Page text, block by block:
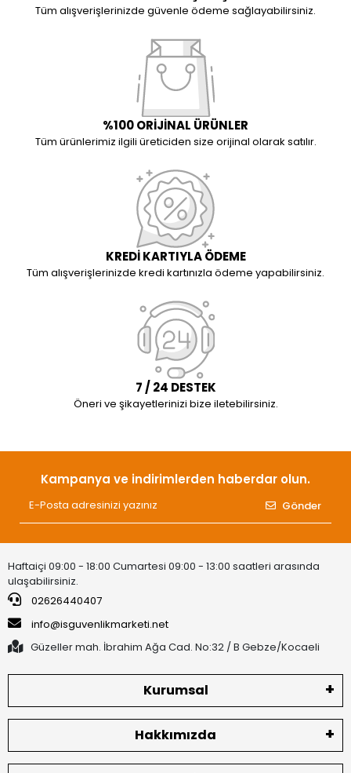
Tüm alışverişlerinizde güvenle ödeme sağlayabilirsiniz.
%100 ORİJİNAL ÜRÜNLER
Tüm ürünlerimiz ilgili üreticiden size orijinal olarak satılır.
KREDİ KARTIYLA ÖDEME
Tüm alışverişlerinizde kredi kartınızla ödeme yapabilirsiniz.
7 / 24 DESTEK
Öneri ve şikayetlerinizi bize iletebilirsiniz.
Kampanya ve indirimlerden haberdar olun.
Gönder
Haftaiçi 09:00 - 18:00 Cumartesi 09:00 - 13:00 saatleri arasında
ulaşabilirsiniz.
02626440407
info@isguvenlikmarketi.net
Güzeller mah. İbrahim Ağa Cad. No:32 / B Gebze/Kocaeli
Kurumsal
Hakkımızda